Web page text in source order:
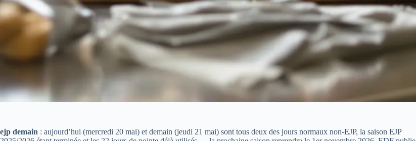
ejp demain : aujourd’hui (mercredi 20 mai) et demain (jeudi 21 mai) sont tous deux des jours normaux non‑EJP, la saison EJP